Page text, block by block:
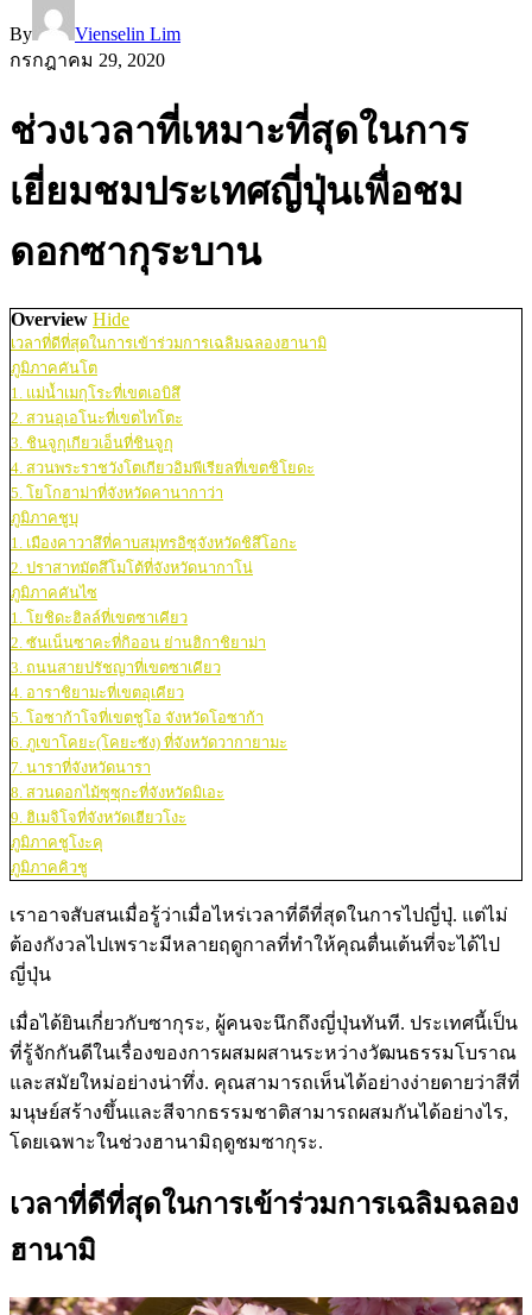
By
Vienselin Lim
กรกฎาคม 29, 2020
ช่วงเวลาที่เหมาะที่สุดในการ
เยี่ยมชมประเทศญี่ปุ่นเพื่อชม
ดอกซากุระบาน
Overview Hide
เวลาที่ดีที่สุดในการเข้าร่วมการเฉลิมฉลองฮานามิ
ภูมิภาคคันโต
1. แม่น้ำเมกุโระที่เขตเอบิสึ
2. สวนอุเอโนะที่เขตไทโตะ
3. ชินจูกุเกียวเอ็นที่ชินจูกุ
4. สวนพระราชวังโตเกียวอิมพีเรียลที่เขตชิโยดะ
5. โยโกฮาม่าที่จังหวัดคานากาว่า
ภูมิภาคชูบุ
1. เมืองคาวาสึที่คาบสมุทรอิซุจังหวัดชิสึโอกะ
2. ปราสาทมัตสึโมโต้ที่จังหวัดนากาโน่
ภูมิภาคคันไซ
1. โยชิดะฮิลล์ที่เขตซาเคียว
2. ซันเน็นซาคะที่กิออน ย่านฮิกาชิยาม่า
3. ถนนสายปรัชญาที่เขตซาเคียว
4. อาราชิยามะที่เขตอุเคียว
5. โอซาก้าโจที่เขตชูโอ จังหวัดโอซาก้า
6. ภูเขาโคยะ(โคยะซัง) ที่จังหวัดวากายามะ
7. นาราที่จังหวัดนารา
8. สวนดอกไม้ซุซุกะที่จังหวัดมิเอะ
9. ฮิเมจิโจที่จังหวัดเฮียวโงะ
ภูมิภาคชูโงะคุ
ภูมิภาคคิวชู
เราอาจสับสนเมื่อรู้ว่าเมื่อไหร่เวลาที่ดีที่สุดในการไปญี่ปุ่. แต่ไม่
ต้องกังวลไปเพราะมีหลายฤดูกาลที่ทำให้คุณตื่นเต้นที่จะได้ไป
ญี่ปุ่น
เมื่อได้ยินเกี่ยวกับซากุระ, ผู้คนจะนึกถึงญี่ปุ่นทันที. ประเทศนี้เป็น
ที่รู้จักกันดีในเรื่องของการผสมผสานระหว่างวัฒนธรรมโบราณ
และสมัยใหม่อย่างน่าทึ่ง. คุณสามารถเห็นได้อย่างง่ายดายว่าสีที่
มนุษย์สร้างขึ้นและสีจากธรรมชาติสามารถผสมกันได้อย่างไร,
โดยเฉพาะในช่วงฮานามิฤดูชมซากุระ.
เวลาที่ดีที่สุดในการเข้าร่วมการเฉลิมฉลอง
ฮานามิ